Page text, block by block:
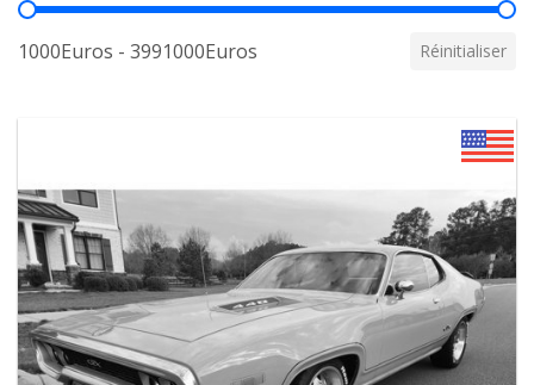
Prix
1000Euros - 3991000Euros Réinitialiser